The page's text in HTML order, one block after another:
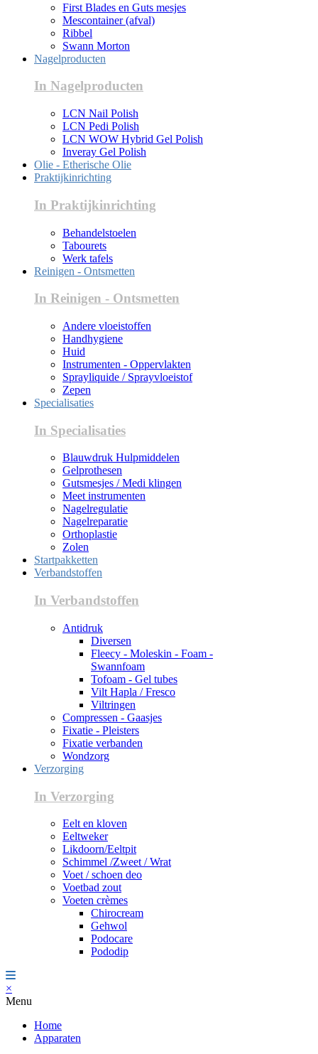
First Blades en Guts mesjes
Mescontainer (afval)
Ribbel
Swann Morton
Nagelproducten
In Nagelproducten
LCN Nail Polish
LCN Pedi Polish
LCN WOW Hybrid Gel Polish
Inveray Gel Polish
Olie - Etherische Olie
Praktijkinrichting
In Praktijkinrichting
Behandelstoelen
Tabourets
Werk tafels
Reinigen - Ontsmetten
In Reinigen - Ontsmetten
Andere vloeistoffen
Handhygiene
Huid
Instrumenten - Oppervlakten
Sprayliquide / Sprayvloeistof
Zepen
Specialisaties
In Specialisaties
Blauwdruk Hulpmiddelen
Gelprothesen
Gutsmesjes / Medi klingen
Meet instrumenten
Nagelregulatie
Nagelreparatie
Orthoplastie
Zolen
Startpakketten
Verbandstoffen
In Verbandstoffen
Antidruk
Diversen
Fleecy - Moleskin - Foam -
Swannfoam
Tofoam - Gel tubes
Vilt Hapla / Fresco
Viltringen
Compressen - Gaasjes
Fixatie - Pleisters
Fixatie verbanden
Wondzorg
Verzorging
In Verzorging
Eelt en kloven
Eeltweker
Likdoorn/Eeltpit
Schimmel /Zweet / Wrat
Voet / schoen deo
Voetbad zout
Voeten crèmes
Chirocream
Gehwol
Podocare
Pododip
×
Menu
Home
Apparaten